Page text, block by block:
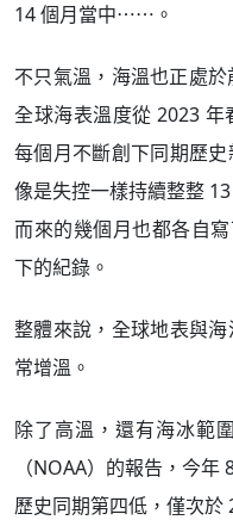
14 個月當中⋯⋯。
不只氣溫，海溫也正處
全球海表溫度從 2023
每個月不斷創下同期歷
像是失控一樣持續整整
而來的幾個月也都各自
下的紀錄。
整體來說，全球地表與
常增溫。
除了高溫，還有海冰範
（NOAA）的報告，今
歷史同期第四低，僅次於